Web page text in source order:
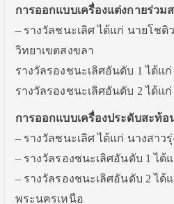
การออกแบบเครื่องแต่งกายร่วม
– รางวัลชนะเลิศ ได้แก่ นายโช
วิทยาเขตสงขลา
รางวัลรองชนะเลิศอันดับ 1 ได้
รางวัลรองชนะเลิศอันดับ 2 ได้
การออกแบบเครื่องประดับสะท้
– รางวัลชนะเลิศ ได้แก่ นางสา
– รางวัลรองชนะเลิศอันดับ 1 ไ
– รางวัลรองชนะเลิศอันดับ 2 ไ
พระนครเหนือ